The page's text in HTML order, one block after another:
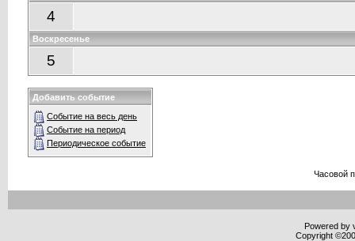
4
Воскресенье
5
Добавить событие
Событие на весь день
Событие на период
Периодическое событие
Часовой
Powered by
Copyright